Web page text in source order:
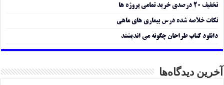
تخفیف ۲۰ درصدی خرید تمامی پروژه ها
نکات خلاصه شده درس بیماری های ماهی
دانلود کتاب طراحان چگونه می اندیشند
آخرین دیدگاه‌ها